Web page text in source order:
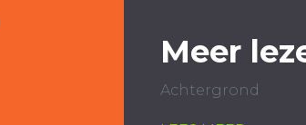
Meer
Achtergrond